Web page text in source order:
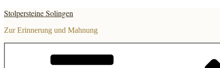
Zum
Inhalt
springen
Stolpersteine Solingen
Zur Erinnerung und Mahnung